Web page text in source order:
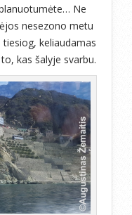
Ne
nesezono metu
keliaudamas
kas šalyje svarbu.